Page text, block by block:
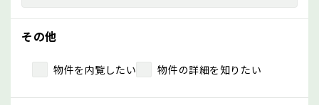
その他
物件を内覧したい 物件の詳細を知りたい